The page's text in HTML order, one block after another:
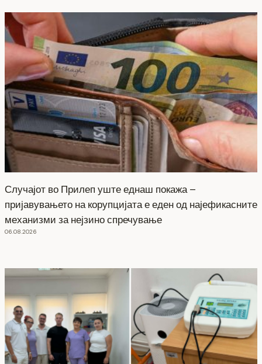
Случајот во Прилеп уште еднаш покажа –
пријавувањето на корупцијата е еден од најефикасните
механизми за нејзино спречување
06.08.2026